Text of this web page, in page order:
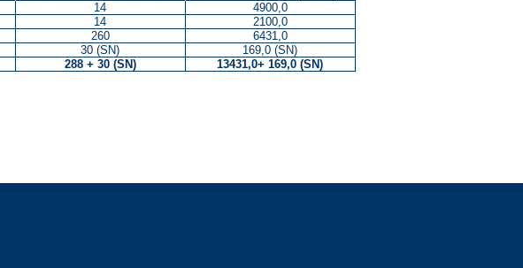
14
4900,0
14
2100,0
260
6431,0
30 (SN)
169,0 (SN)
288 + 30 (SN) 13431,0+ 169,0 (SN)